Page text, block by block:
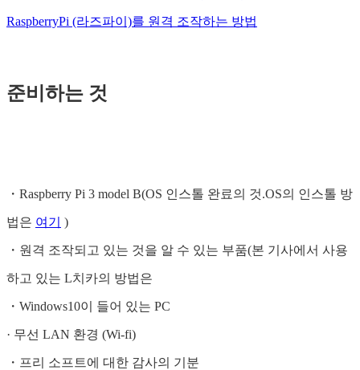
RaspberryPi (라즈파이)를 원격 조작하는 방법
준비하는 것
・Raspberry Pi 3 model B(OS 인스톨 완료의 것.OS의 인스톨 방
법은 여기 )
・원격 조작되고 있는 것을 알 수 있는 부품(본 기사에서 사용
하고 있는 L치카의 방법은
・Windows10이 들어 있는 PC
· 무선 LAN 환경 (Wi-fi)
・프리 소프트에 대한 감사의 기분